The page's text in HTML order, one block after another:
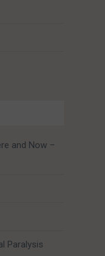
and Now –
Paralysis